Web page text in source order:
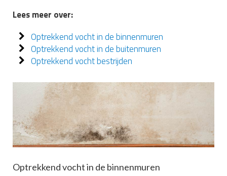
Lees meer over:
Optrekkend vocht in de binnenmuren
Optrekkend vocht in de buitenmuren
Optrekkend vocht bestrijden
Optrekkend vocht in de binnenmuren